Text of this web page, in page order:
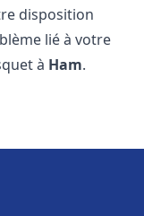
disposition
lié à votre
à Ham.